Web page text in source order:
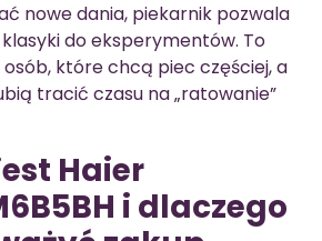
nowe dania, piekarnik pozwala
do eksperymentów. To
które chcą piec częściej, a
tracić czasu na „ratowanie”
Haier
i dlaczego